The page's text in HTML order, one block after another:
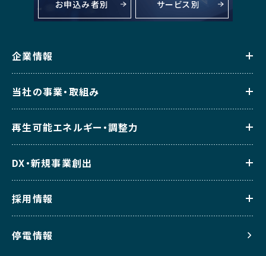
お申込み者別 サービス別
企業情報
当社の事業・取組み
再生可能エネルギー・調整力
DX・新規事業創出
採用情報
停電情報